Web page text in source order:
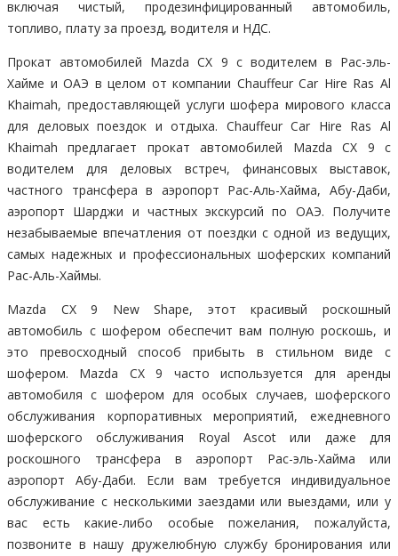
включая чистый, продезинфицированный автомобиль,
топливо, плату за проезд, водителя и НДС.
Прокат автомобилей Mazda CX 9 с водителем в Рас-эль-
Хайме и ОАЭ в целом от компании Chauffeur Car Hire Ras Al
Khaimah, предоставляющей услуги шофера мирового класса
для деловых поездок и отдыха. Chauffeur Car Hire Ras Al
Khaimah предлагает прокат автомобилей Mazda CX 9 с
водителем для деловых встреч, финансовых выставок,
частного трансфера в аэропорт Рас-Аль-Хайма, Абу-Даби,
аэропорт Шарджи и частных экскурсий по ОАЭ. Получите
незабываемые впечатления от поездки с одной из ведущих,
самых надежных и профессиональных шоферских компаний
Рас-Аль-Хаймы.
Mazda CX 9 New Shape, этот красивый роскошный
автомобиль с шофером обеспечит вам полную роскошь, и
это превосходный способ прибыть в стильном виде с
шофером. Mazda CX 9 часто используется для аренды
автомобиля с шофером для особых случаев, шоферского
обслуживания корпоративных мероприятий, ежедневного
шоферского обслуживания Royal Ascot или даже для
роскошного трансфера в аэропорт Рас-эль-Хайма или
аэропорт Абу-Даби. Если вам требуется индивидуальное
обслуживание с несколькими заездами или выездами, или у
вас есть какие-либо особые пожелания, пожалуйста,
позвоните в нашу дружелюбную службу бронирования или